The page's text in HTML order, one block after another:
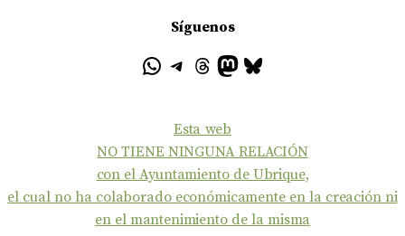
Síguenos
Esta web
NO TIENE NINGUNA RELACIÓN
con el Ayuntamiento de Ubrique,
el cual no ha colaborado económicamente en la creación ni
en el mantenimiento de la misma